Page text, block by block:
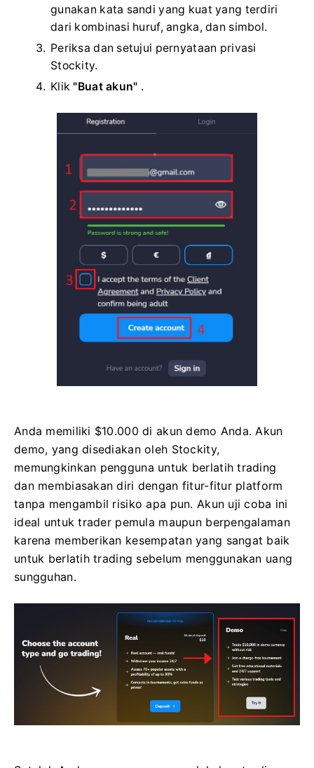
gunakan kata sandi yang kuat yang terdiri
dari kombinasi huruf, angka, dan simbol.
Periksa dan setujui pernyataan privasi
Stockity.
Klik"Buat akun" .
Anda memiliki $10.000 di akun demo Anda. Akun
demo, yang disediakan oleh Stockity,
memungkinkan pengguna untuk berlatih trading
dan membiasakan diri dengan fitur-fitur platform
tanpa mengambil risiko apa pun. Akun uji coba ini
ideal untuk trader pemula maupun berpengalaman
karena memberikan kesempatan yang sangat baik
untuk berlatih trading sebelum menggunakan uang
sungguhan.